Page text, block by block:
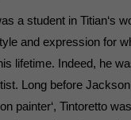
a student in Titian‘s
and expression for
lifetime. Indeed, he
Long before
painter‘, Tintoretto